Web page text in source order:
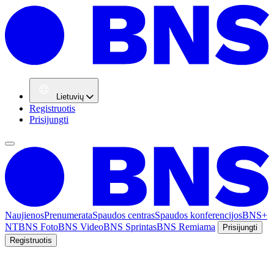
Lietuvių
Registruotis
Prisijungti
NaujienosPrenumerataSpaudos centrasSpaudos konferencijosBNS+
NTBNS FotoBNS VideoBNS SprintasBNS Remiama
Prisijungti
Registruotis